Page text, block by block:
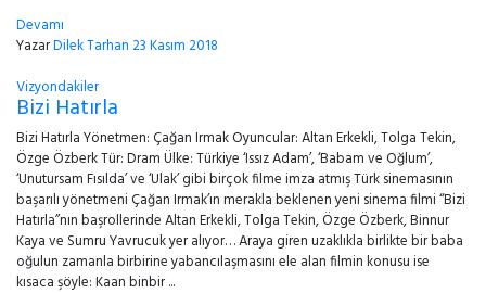
Devamı
YazarDilek Tarhan23 Kasım 2018
Vizyondakiler
Bizi Hatırla
Bizi Hatırla Yönetmen: Çağan Irmak Oyuncular: Altan Erkekli, Tolga Tekin,
Özge Özberk Tür: Dram Ülke: Türkiye ‘Issız Adam’, ‘Babam ve Oğlum’,
‘Unutursam Fısılda’ ve ‘Ulak’ gibi birçok filme imza atmış Türk sinemasının
başarılı yönetmeni Çağan Irmak’ın merakla beklenen yeni sinema filmi ‘‘Bizi
Hatırla’’nın başrollerinde Altan Erkekli, Tolga Tekin, Özge Özberk, Binnur
Kaya ve Sumru Yavrucuk yer alıyor… Araya giren uzaklıkla birlikte bir baba
oğulun zamanla birbirine yabancılaşmasını ele alan filmin konusu ise
kısaca şöyle: Kaan binbir ...